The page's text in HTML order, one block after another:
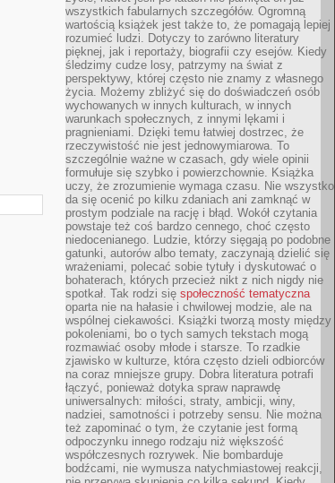
wszystkich fabularnych szczegółów. Ogromną
wartością książek jest także to, że pomagają lepiej
rozumieć ludzi. Dotyczy to zarówno literatury
pięknej, jak i reportaży, biografii czy esejów. Kiedy
śledzimy cudze losy, patrzymy na świat z
perspektywy, której często nie znamy z własnego
życia. Możemy zbliżyć się do doświadczeń osób
wychowanych w innych kulturach, w innych
warunkach społecznych, z innymi lękami i
pragnieniami. Dzięki temu łatwiej dostrzec, że
rzeczywistość nie jest jednowymiarowa. To
szczególnie ważne w czasach, gdy wiele opinii
formułuje się szybko i powierzchownie. Książka
uczy, że zrozumienie wymaga czasu. Nie wszystko
da się ocenić po kilku zdaniach ani zamknąć w
prostym podziale na rację i błąd. Wokół czytania
powstaje też coś bardzo cennego, choć często
niedocenianego. Ludzie, którzy sięgają po podobne
gatunki, autorów albo tematy, zaczynają dzielić się
wrażeniami, polecać sobie tytuły i dyskutować o
bohaterach, których przecież nikt z nich nigdy nie
spotkał. Tak rodzi się społeczność tematyczna
oparta nie na hałasie i chwilowej modzie, ale na
wspólnej ciekawości. Książki tworzą mosty między
pokoleniami, bo o tych samych tekstach mogą
rozmawiać osoby młode i starsze. To rzadkie
zjawisko w kulturze, która często dzieli odbiorców
na coraz mniejsze grupy. Dobra literatura potrafi
łączyć, ponieważ dotyka spraw naprawdę
uniwersalnych: miłości, straty, ambicji, winy,
nadziei, samotności i potrzeby sensu. Nie można
też zapominać o tym, że czytanie jest formą
odpoczynku innego rodzaju niż większość
współczesnych rozrywek. Nie bombarduje
bodźcami, nie wymusza natychmiastowej reakcji,